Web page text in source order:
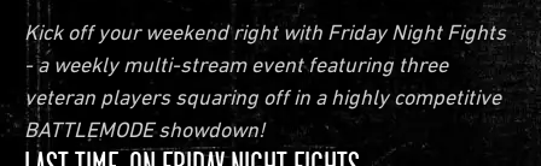
Kick off your weekend right with Friday Night Fights
- a weekly multi-stream event featuring three
veteran players squaring off in a highly competitive
BATTLEMODE showdown!